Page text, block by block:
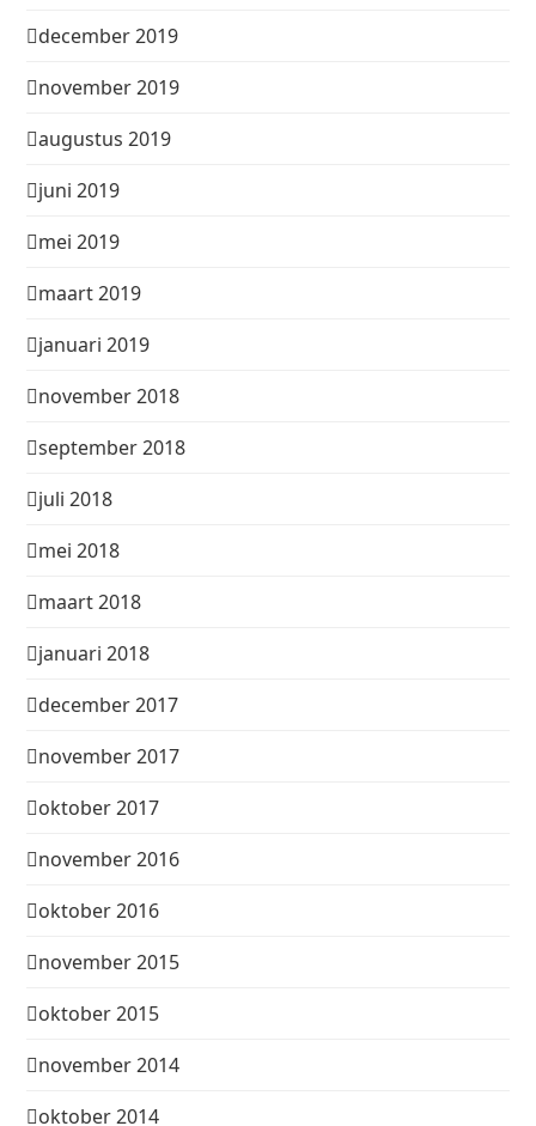
december 2019
november 2019
augustus 2019
juni 2019
mei 2019
maart 2019
januari 2019
november 2018
september 2018
juli 2018
mei 2018
maart 2018
januari 2018
december 2017
november 2017
oktober 2017
november 2016
oktober 2016
november 2015
oktober 2015
november 2014
oktober 2014